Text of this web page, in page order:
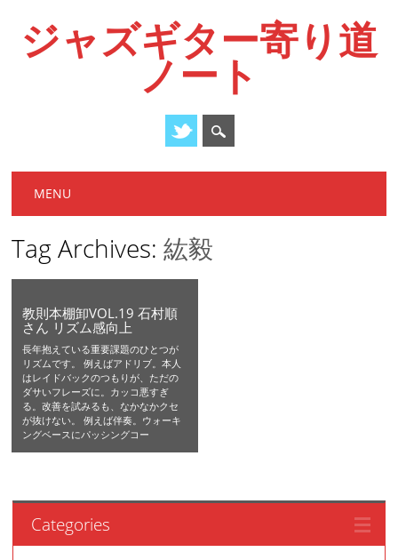
ジャズギター寄り道
ノート
Main menu
MENU
Tag Archives:紘毅
教則本棚卸VOL.19 石村順
さん リズム感向上
長年抱えている重要課題のひとつが
リズムです。 例えばアドリブ。本人
はレイドバックのつもりが、ただの
ダサいフレーズに。カッコ悪すぎ
る。改善を試みるも、なかなかクセ
が抜けない。 例えば伴奏。ウォーキ
ングベースにパッシングコー
Categories